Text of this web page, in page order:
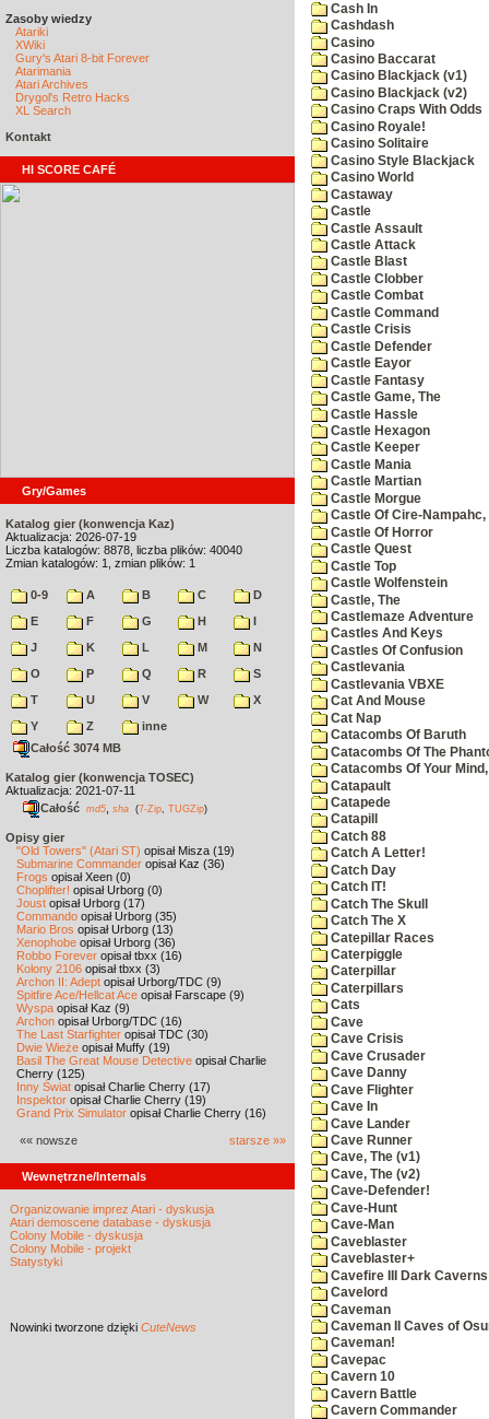
Zasoby wiedzy
Atariki
XWiki
Gury's Atari 8-bit Forever
Atarimania
Atari Archives
Drygol's Retro Hacks
XL Search
Kontakt
HI SCORE CAFÉ
Gry/Games
Katalog gier (konwencja Kaz)
Aktualizacja: 2026-07-19
Liczba katalogów: 8878, liczba plików: 40040
Zmian katalogów: 1, zmian plików: 1
0-9 A B C
D
E
F G H
I
J
K L M
N
O
P Q R
S
T
U V W
X
Y
Z
inne
Całość 3074 MB
Katalog gier (konwencja TOSEC)
Aktualizacja: 2021-07-11
Całość md5 sha (7-Zip TUGZip)
Opisy gier
"Old Towers" (Atari ST) opisał Misza (19)
Submarine Commander opisał Kaz (36)
Frogs opisał Xeen (0)
Choplifter! opisał Urborg (0)
Joust opisał Urborg (17)
Commando opisał Urborg (35)
Mario Bros opisał Urborg (13)
Xenophobe opisał Urborg (36)
Robbo Forever opisał tbxx (16)
Kolony 2106 opisał tbxx (3)
Archon II: Adept opisał Urborg/TDC (9)
Spitfire Ace/Hellcat Ace opisał Farscape (9)
Wyspa opisał Kaz (9)
Archon opisał Urborg/TDC (16)
The Last Starfighter opisał TDC (30)
Dwie Wieże opisał Muffy (19)
Basil The Great Mouse Detective opisał Charlie
Cherry (125)
Inny Świat opisał Charlie Cherry (17)
Inspektor opisał Charlie Cherry (19)
Grand Prix Simulator opisał Charlie Cherry (16)
«« nowsze starsze »»
Wewnętrzne/Internals
Organizowanie imprez Atari - dyskusja
Atari demoscene database - dyskusja
Colony Mobile - dyskusja
Colony Mobile - projekt
Statystyki
Nowinki tworzone dzięki CuteNews
Cash In
Cashdash
Casino
Casino Baccarat
Casino Blackjack (v1)
Casino Blackjack (v2)
Casino Craps With Odds
Casino Royale!
Casino Solitaire
Casino Style Blackjack
Casino World
Castaway
Castle
Castle Assault
Castle Attack
Castle Blast
Castle Clobber
Castle Combat
Castle Command
Castle Crisis
Castle Defender
Castle Eayor
Castle Fantasy
Castle Game, The
Castle Hassle
Castle Hexagon
Castle Keeper
Castle Mania
Castle Martian
Castle Morgue
Castle Of Cire-Nampahc,
Castle Of Horror
Castle Quest
Castle Top
Castle Wolfenstein
Castle, The
Castlemaze Adventure
Castles And Keys
Castles Of Confusion
Castlevania
Castlevania VBXE
Cat And Mouse
Cat Nap
Catacombs Of Baruth
Catacombs Of The
Catacombs Of Your
Catapault
Catapede
Catapill
Catch 88
Catch A Letter!
Catch Day
Catch IT!
Catch The Skull
Catch The X
Catepillar Races
Caterpiggle
Caterpillar
Caterpillars
Cats
Cave
Cave Crisis
Cave Crusader
Cave Danny
Cave Flighter
Cave In
Cave Lander
Cave Runner
Cave, The (v1)
Cave, The (v2)
Cave-Defender!
Cave-Hunt
Cave-Man
Caveblaster
Caveblaster+
Cavefire III Dark Caverns
Cavelord
Caveman
Caveman II Caves of
Caveman!
Cavepac
Cavern 10
Cavern Battle
Cavern Commander